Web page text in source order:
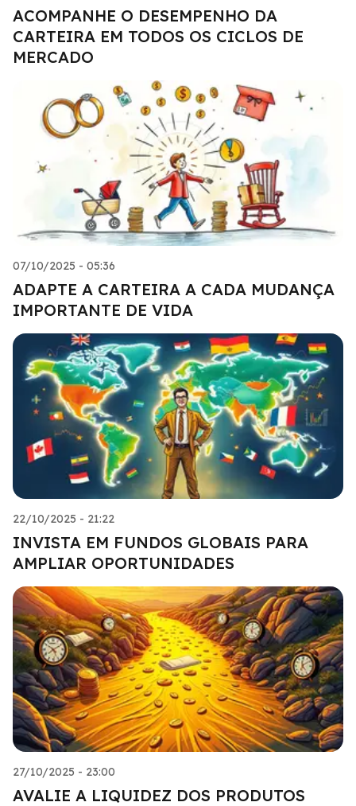
ACOMPANHE O DESEMPENHO DA
CARTEIRA EM TODOS OS CICLOS DE
MERCADO
07/10/2025 - 05:36
ADAPTE A CARTEIRA A CADA MUDANÇA
IMPORTANTE DE VIDA
22/10/2025 - 21:22
INVISTA EM FUNDOS GLOBAIS PARA
AMPLIAR OPORTUNIDADES
27/10/2025 - 23:00
AVALIE A LIQUIDEZ DOS PRODUTOS